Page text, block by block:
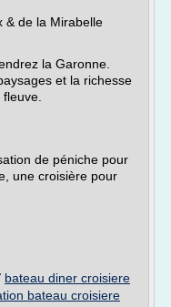
& de la Mirabelle
la Garonne.
et la richesse
de péniche pour
une croisière pour
bateau diner croisiere
bateau croisiere